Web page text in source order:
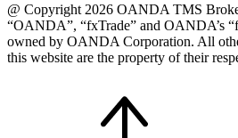
@ Copyright 2026 OANDA TMS
“OANDA”, “fxTrade” and OANDA’s
owned by OANDA Corporation. All
this website are the property of their